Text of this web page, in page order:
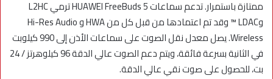
ممتازة باستمرار. تدعم سماعات HUAWEI FreeBuds 5 ترمي L2HC
وLDAC ™️ وقد تم اعتمادها من قبل كل من HWA و Hi-Res Audio
Wireless. يصل معدل نقل الصوت على سماعات الأذن إلى 990 كيلوبت
في الثانية بسرعة فائقة، ويتم دعم الصوت عالي الدقة 96 كيلوهرتز / 24
بت، للحصول على صوت نقي عالي الدقة.